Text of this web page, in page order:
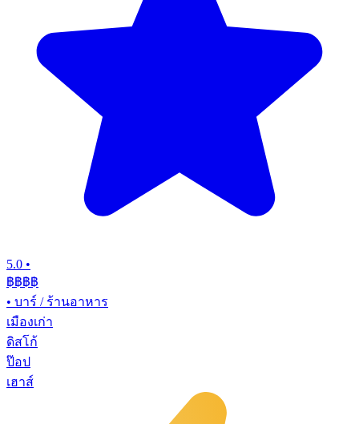
5.0 •
฿฿฿฿
• บาร์ / ร้านอาหาร
เมืองเก่า
ดิสโก้
ป๊อป
เฮาส์